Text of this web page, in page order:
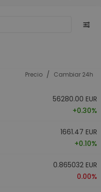
Precio / Cambiar 24h
56280.00 EUR
+0.30%
1661.47 EUR
+0.10%
0.865032 EUR
0.00%